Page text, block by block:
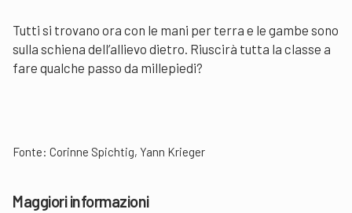
Tutti si trovano ora con le mani per terra e le gambe sono
sulla schiena dell’allievo dietro. Riuscirà tutta la classe a
fare qualche passo da millepiedi?
Fonte: Corinne Spichtig, Yann Krieger
Maggiori informazioni